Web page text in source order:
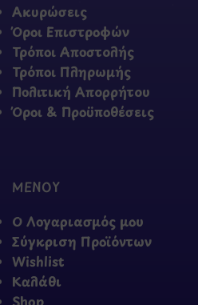
Ακυρώσεις
Όροι Επιστροφών
Τρόποι Αποστολής
Τρόποι Πληρωμής
Πολιτική Απορρήτου
Όροι & Προϋποθέσεις
ΜΕΝΟΥ
Ο Λογαριασμός μου
Σύγκριση Προϊόντων
Wishlist
Καλάθι
Shop